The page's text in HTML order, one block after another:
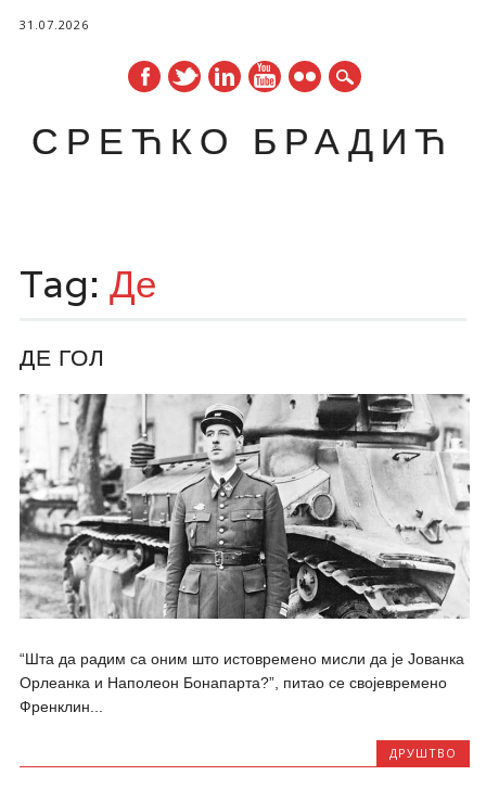
31.07.2026
СРЕЋКО БРАДИЋ
content
Tag: Де
ДЕ ГОЛ
“Шта да радим са оним што истовремено мисли да је Јованка
Орлеанка и Наполеон Бонапарта?”, питао се својевремено
Френклин...
ДРУШТВО